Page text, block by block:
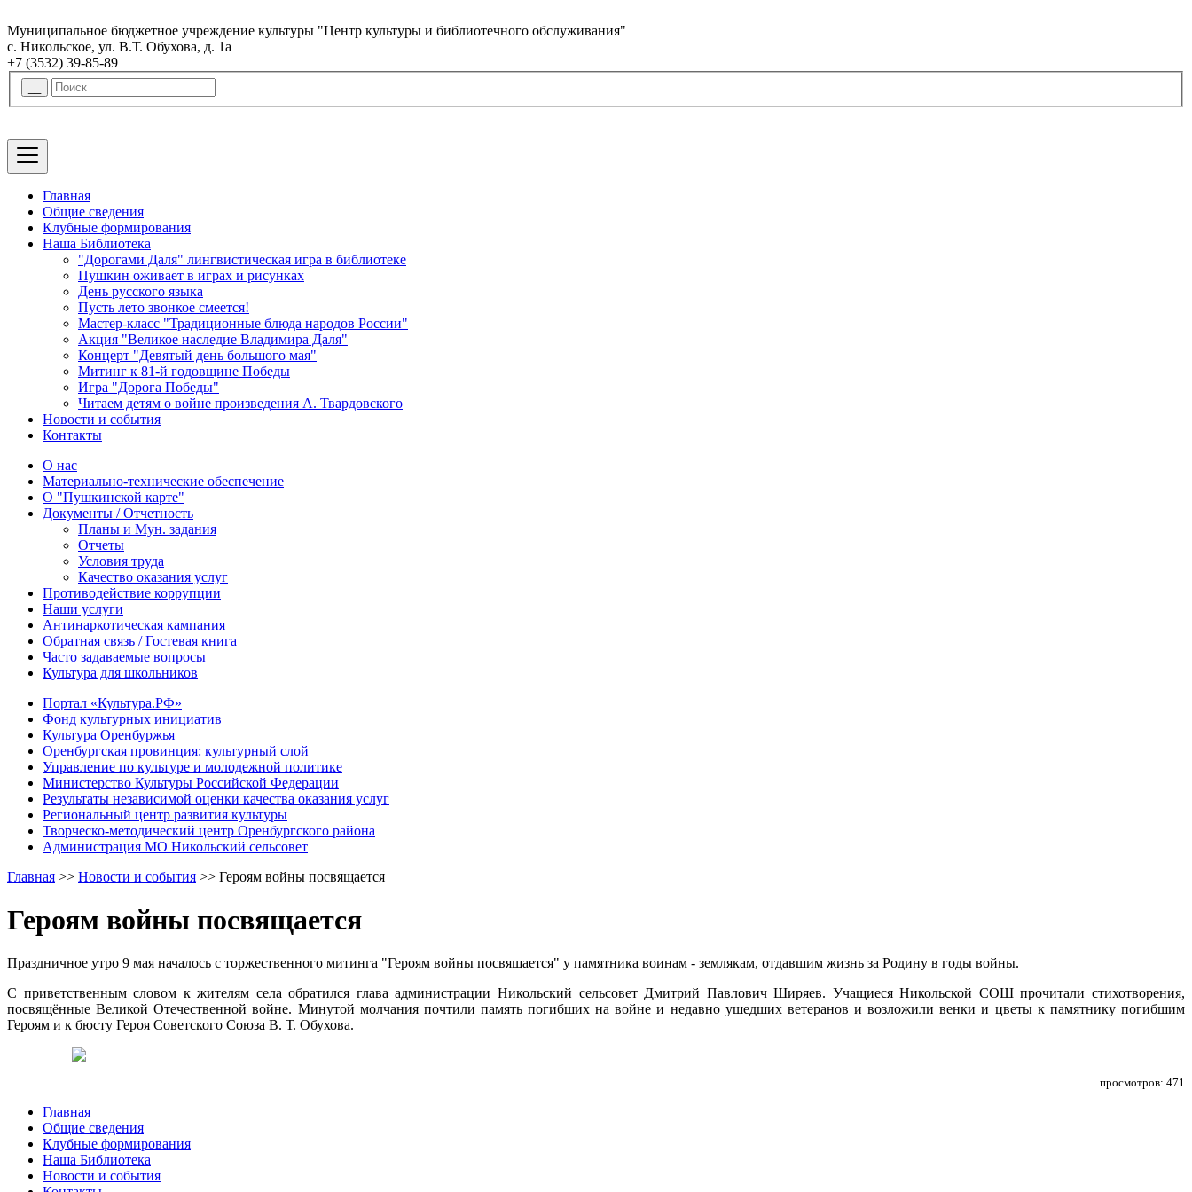
Муниципальное бюджетное учреждение культуры "Центр культуры и библиотечного обслуживания"
с. Никольское, ул. В.Т. Обухова, д. 1а
+7 (3532) 39-85-89
Главная
Общие сведения
Клубные формирования
Наша Библиотека
"Дорогами Даля" лингвистическая игра в библиотеке
Пушкин оживает в играх и рисунках
День русского языка
Пусть лето звонкое смеется!
Мастер-класс "Традиционные блюда народов России"
Акция "Великое наследие Владимира Даля"
Концерт "Девятый день большого мая"
Митинг к 81-й годовщине Победы
Игра "Дорога Победы"
Читаем детям о войне произведения А. Твардовского
Новости и события
Контакты
О нас
Материально-технические обеспечение
О "Пушкинской карте"
Документы / Отчетность
Планы и Мун. задания
Отчеты
Условия труда
Качество оказания услуг
Противодействие коррупции
Наши услуги
Антинаркотическая кампания
Обратная связь / Гостевая книга
Часто задаваемые вопросы
Культура для школьников
Портал «Культура.РФ»
Фонд культурных инициатив
Культура Оренбуржья
Оренбургская провинция: культурный слой
Управление по культуре и молодежной политике
Министерство Культуры Российской Федерации
Результаты независимой оценки качества оказания услуг
Региональный центр развития культуры
Творческо-методический центр Оренбургского района
Администрация МО Никольский сельсовет
Главная >> Новости и события >> Героям войны посвящается
Героям войны посвящается
Праздничное утро 9 мая началось с торжественного митинга "Героям войны посвящается" у памятника воинам - землякам, отдавшим жизнь за Родину в годы войны.
С приветственным словом к жителям села обратился глава администрации Никольский сельсовет Дмитрий Павлович Ширяев. Учащиеся Никольской СОШ прочитали стихотворения,
посвящённые Великой Отечественной войне. Минутой молчания почтили память погибших на войне и недавно ушедших ветеранов и возложили венки и цветы к памятнику погибшим
Героям и к бюсту Героя Советского Союза В. Т. Обухова.
просмотров: 471
Главная
Общие сведения
Клубные формирования
Наша Библиотека
Новости и события